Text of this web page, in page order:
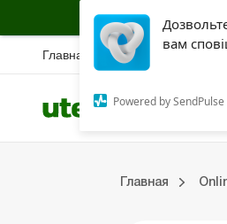
вам
Powered by SendPulse
Подписывайся
Главная Новости
Главная